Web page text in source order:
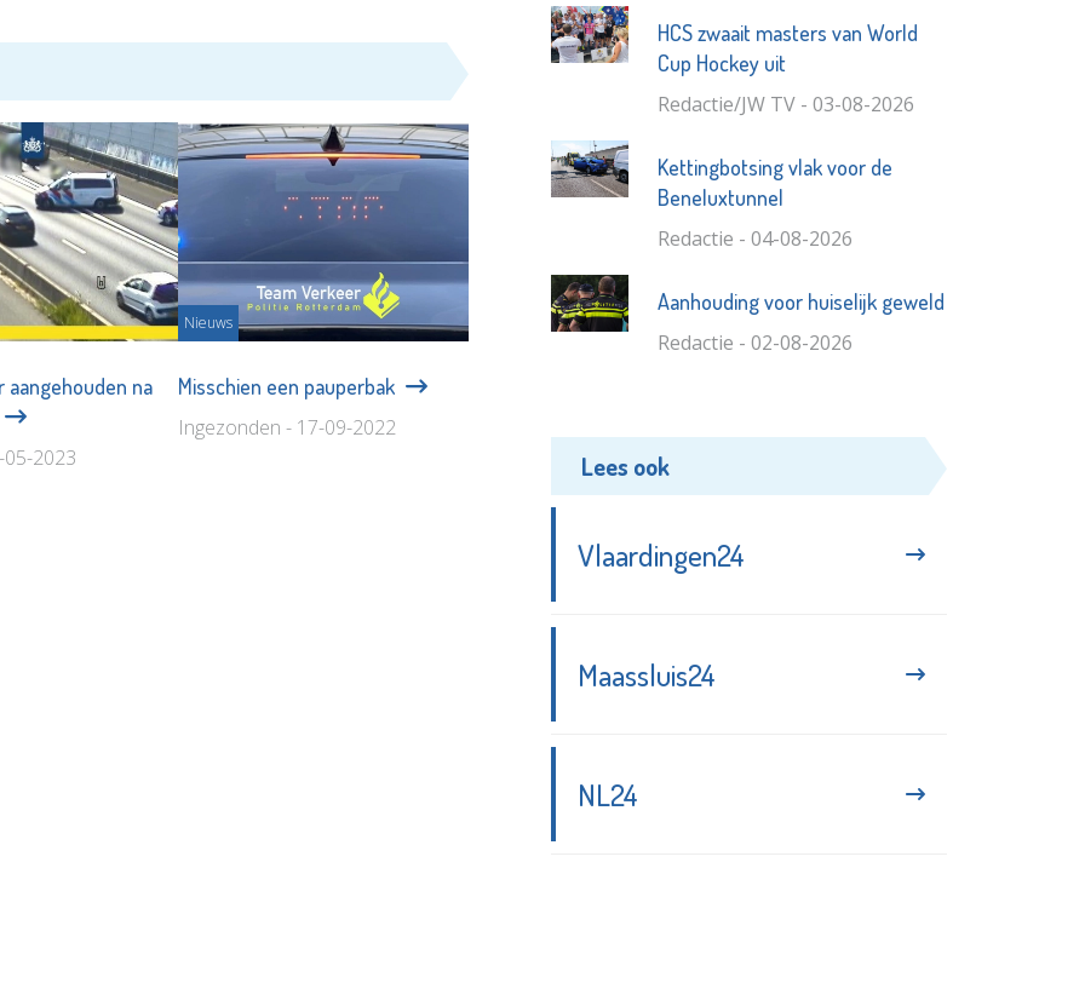
aangehouden na
05-2023
Nieuws
Misschien een pauperbak
Ingezonden - 17-09-2022
HCS zwaait masters van World
Cup Hockey uit
Redactie/JW TV - 03-08-2026
Kettingbotsing vlak voor de
Beneluxtunnel
Redactie - 04-08-2026
Aanhouding voor huiselijk geweld
Redactie - 02-08-2026
Lees ook
Vlaardingen24
Maassluis24
NL24